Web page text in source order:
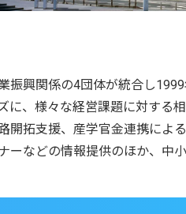
興関係の4団体が統合し1999
に、様々な経営課題に対する
拓支援、産学官金連携によ
ーなどの情報提供のほか、中